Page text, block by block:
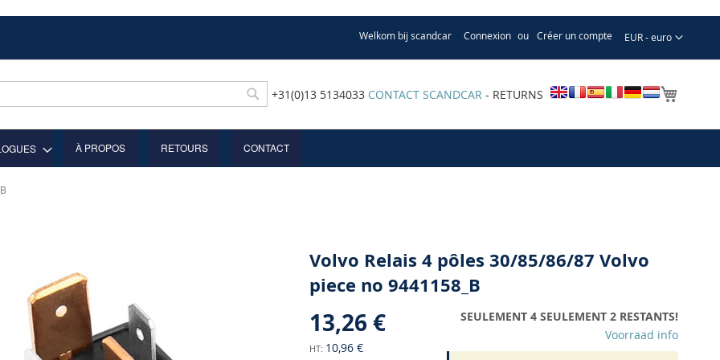
Devise
EUR - euro
Welkom bij scandcar Connexion Créer un compte
+31(0)13 5134033 CONTACT SCANDCAR - RETURNS
À PROPOS RETOURS CONTACT
Volvo Relais 4 pôles 30/85/86/87 Volvo
piece no 9441158_B
13,26 €
10,96 €
SEULEMENT 4 SEULEMENT 2 RESTANTS!
Voorraad info